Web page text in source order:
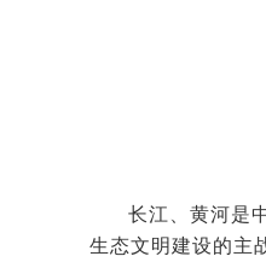
长江、黄河是
生态文明建设的主